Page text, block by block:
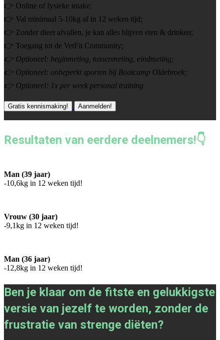
👉 Online of fysieke intake;
👉 Val minimaal 5-10kg af in 12 weken tijd;
👉 Zonder dieet afvallen, je kan alles blijven eten & drinken;
👉 Toegang tot de VetFit Community;
👉 Optioneel: beginmeting, tussenmeting, eindmeting;
👉 Optioneel: onbeperkt sporten bij Bootcamp Oldebroek;
👉 Optioneel: 1x per week personal training
Gratis kennismaking! Aanmelden!
Resultaten van eerdere deelnemers!👇
Man (39 jaar)
-10,6kg in 12 weken tijd!
Vrouw (30 jaar)
-9,1kg in 12 weken tijd!
Man (36 jaar)
-12,8kg in 12 weken tijd!
Ben je klaar om de fitste en gelukkigste
versie van jezelf te worden, zonder de
frustratie van strenge diëten?